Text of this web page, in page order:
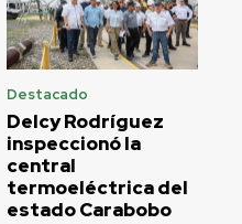
Destacado
Delcy Rodríguez
inspeccionó la
central
termoeléctrica del
estado Carabobo